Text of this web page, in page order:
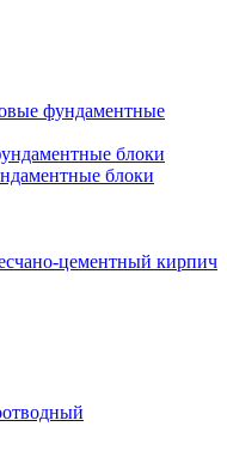
фундаментные
блоки
блоки
цементный кирпич